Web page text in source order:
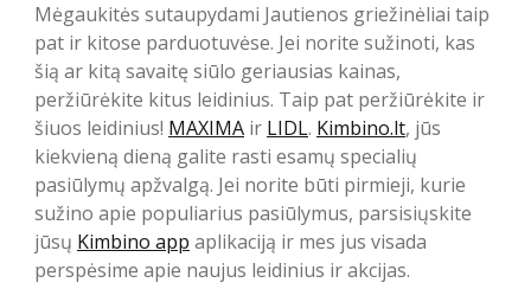
Mėgaukitės sutaupydami Jautienos griežinėliai taip
pat ir kitose parduotuvėse. Jei norite sužinoti, kas
šią ar kitą savaitę siūlo geriausias kainas,
peržiūrėkite kitus leidinius. Taip pat peržiūrėkite ir
šiuos leidinius! MAXIMA ir LIDL. Kimbino.lt, jūs
kiekvieną dieną galite rasti esamų specialių
pasiūlymų apžvalgą. Jei norite būti pirmieji, kurie
sužino apie populiarius pasiūlymus, parsisiųskite
jūsų Kimbino app aplikaciją ir mes jus visada
perspėsime apie naujus leidinius ir akcijas.